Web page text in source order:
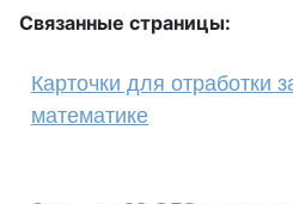
Связанные страницы:
Карточки для отработки
математике